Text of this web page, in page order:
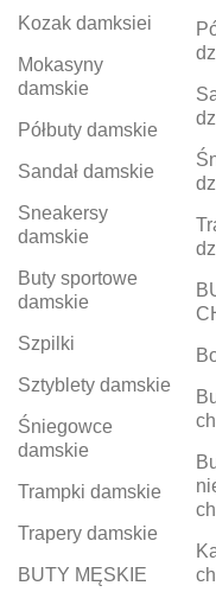
Kozak damksiei
Mokasyny
damskie
Półbuty damskie
Sandał damskie
Sneakersy
damskie
Buty sportowe
damskie
Szpilki
Sztyblety damskie
Śniegowce
damskie
Trampki damskie
Trapery damskie
BUTY MĘSKIE